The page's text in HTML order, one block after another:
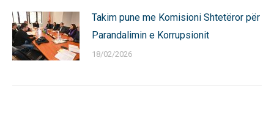
Takim pune me Komisioni Shtetëror për
Parandalimin e Korrupsionit
18/02/2026